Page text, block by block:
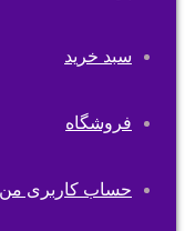
سبد خرید
فروشگاه
حساب کاربری من